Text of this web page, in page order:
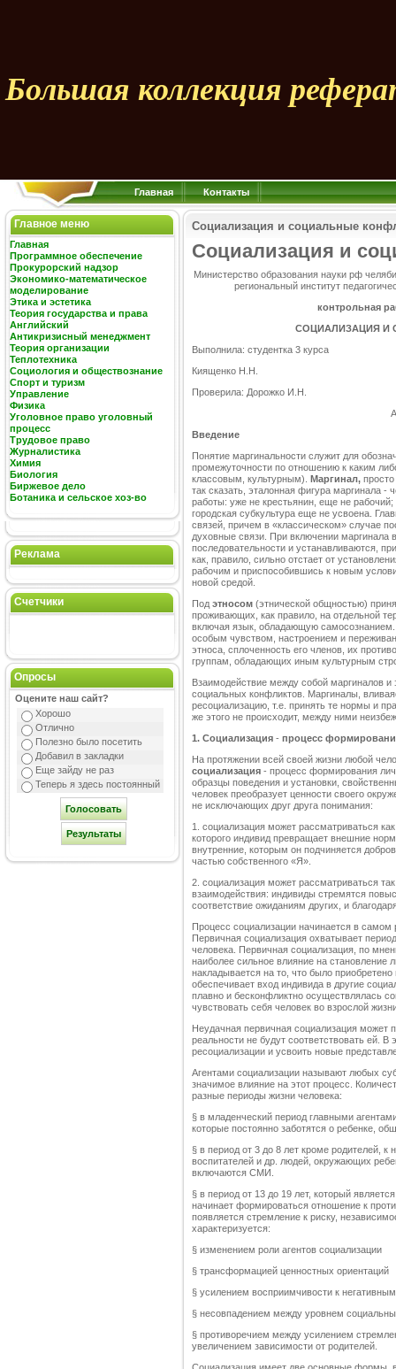
Большая коллекция
Главная Контакты
Главное меню
Главная
Программное обеспечение
Прокурорский надзор
Экономико-математическое
моделирование
Этика и эстетика
Теория государства и права
Английский
Антикризисный менеджмент
Теория организации
Теплотехника
Социология и обществознание
Спорт и туризм
Управление
Физика
Уголовное право уголовный
процесс
Трудовое право
Журналистика
Химия
Биология
Биржевое дело
Ботаника и сельское хоз-во
Реклама
Счетчики
Опросы
Оцените наш сайт?
Хорошо
Отлично
Полезно было посетить
Добавил в закладки
Еще зайду не раз
Теперь я здесь постоянный
Социализация и социальные
Социализация и
Министерство образования науки рф
региональный институт
контрольная
СОЦИАЛИЗАЦИЯ И
Выполнила: студентка 3 курса
Киященко Н.Н.
Проверила: Дорожко И.Н.
Введение
Понятие маргинальности служит для
промежуточности по отношению к каким
классовым, культурным).
Маргинал,
так сказать, эталонная фигура маргинала -
работы: уже не крестьянин, еще не
городская субкультура еще не усвоена.
связей, причем в «классическом» случае
духовные связи. При включении маргинала
последовательности и устанавливаются,
как, правило, сильно отстает от
рабочим и приспособившись к новым
новой средой.
Под этносом (этнической общностью)
проживающих, как правило, на отдельной
включая язык, обладающую самосознанием.
особым чувством, настроением и
этноса, сплоченность его членов, их
группам, обладающих иным культурным
Взаимодействие между собой маргиналов и
социальных конфликтов. Маргиналы,
ресоциализацию, т.е. принять те нормы и
же этого не происходит, между ними
1. Социализация - процесс
На протяжении всей своей жизни любой
социализация - процесс формирования
образцы поведения и установки,
человек преобразует ценности своего
не исключающих друг друга понимания:
1. социализация может рассматриваться
которого индивид превращает внешние
внутренние, которым он подчиняется
частью собственного «Я».
2. социализация может рассматриваться
взаимодействия: индивиды стремятся
соответствие ожиданиям других, и
Процесс социализации начинается в
Первичная социализация охватывает
человека. Первичная социализация, по
наиболее сильное влияние на становление
накладывается на то, что было
обеспечивает вход индивида в другие
плавно и бесконфликтно осуществлялась
чувствовать себя человек во взрослой
Неудачная первичная социализация может
реальности не будут соответствовать ей.
ресоциализации и усвоить новые
Агентами социализации называют любых
значимое влияние на этот процесс.
разные периоды жизни человека:
§ в младенческий период главными
которые постоянно заботятся о ребенке,
§ в период от 3 до 8 лет кроме родителей, к
воспитателей и др. людей, окружающих
включаются СМИ.
§ в период от 13 до 19 лет, который
начинает формироваться отношение к
появляется стремление к риску,
характеризуется:
§ изменением роли агентов социализации
§ трансформацией ценностных ориентаций
§ усилением восприимчивости к
§ несовпадением между уровнем
§ противоречием между усилением
увеличением зависимости от родителей.